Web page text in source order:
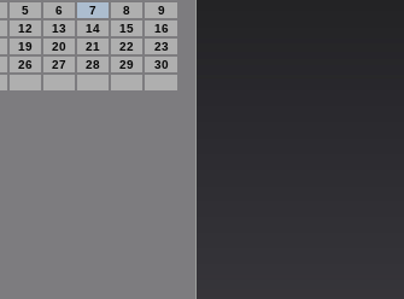
5 6 7 8
9
12 13 14 15
16
19 20 21 22
23
26 27 28 29
30